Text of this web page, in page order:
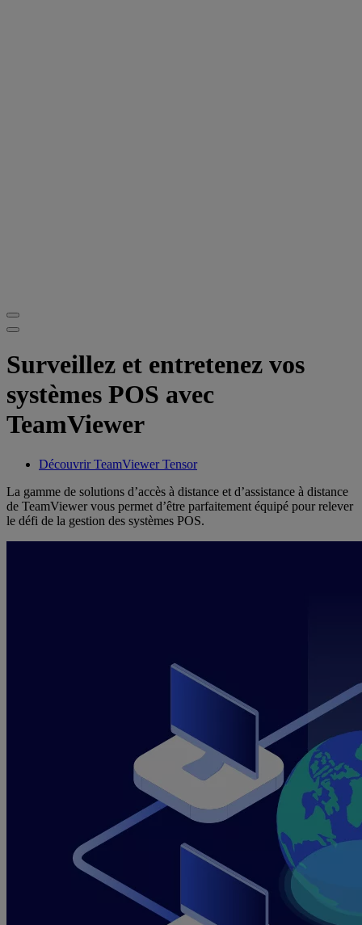
Surveillez et entretenez vos
systèmes POS avec
TeamViewer
Découvrir TeamViewer Tensor
La gamme de solutions d’accès à distance et d’assistance à distance
de TeamViewer vous permet d’être parfaitement équipé pour relever
le défi de la gestion des systèmes POS.